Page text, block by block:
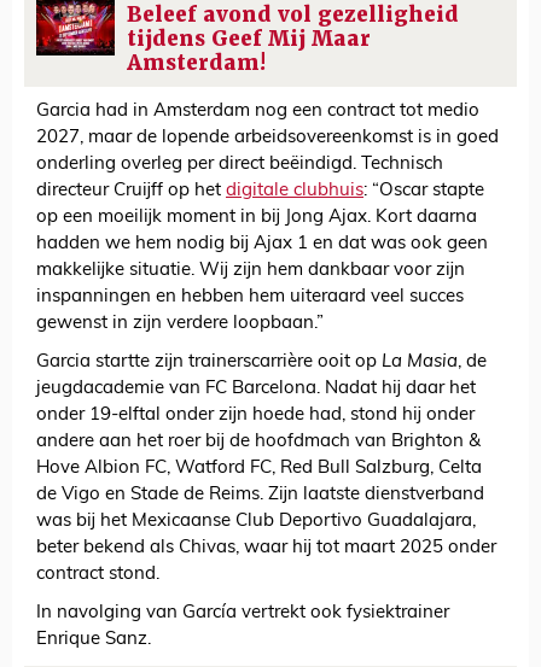
Beleef avond vol gezelligheid
tijdens Geef Mij Maar
Amsterdam!
Garcia had in Amsterdam nog een contract tot medio
2027, maar de lopende arbeidsovereenkomst is in goed
onderling overleg per direct beëindigd. Technisch
directeur Cruijff op het digitale clubhuis: “Oscar stapte
op een moeilijk moment in bij Jong Ajax. Kort daarna
hadden we hem nodig bij Ajax 1 en dat was ook geen
makkelijke situatie. Wij zijn hem dankbaar voor zijn
inspanningen en hebben hem uiteraard veel succes
gewenst in zijn verdere loopbaan.”
Garcia startte zijn trainerscarrière ooit op La Masia, de
jeugdacademie van FC Barcelona. Nadat hij daar het
onder 19-elftal onder zijn hoede had, stond hij onder
andere aan het roer bij de hoofdmach van Brighton &
Hove Albion FC, Watford FC, Red Bull Salzburg, Celta
de Vigo en Stade de Reims. Zijn laatste dienstverband
was bij het Mexicaanse Club Deportivo Guadalajara,
beter bekend als Chivas, waar hij tot maart 2025 onder
contract stond.
In navolging van García vertrekt ook fysiektrainer
Enrique Sanz.